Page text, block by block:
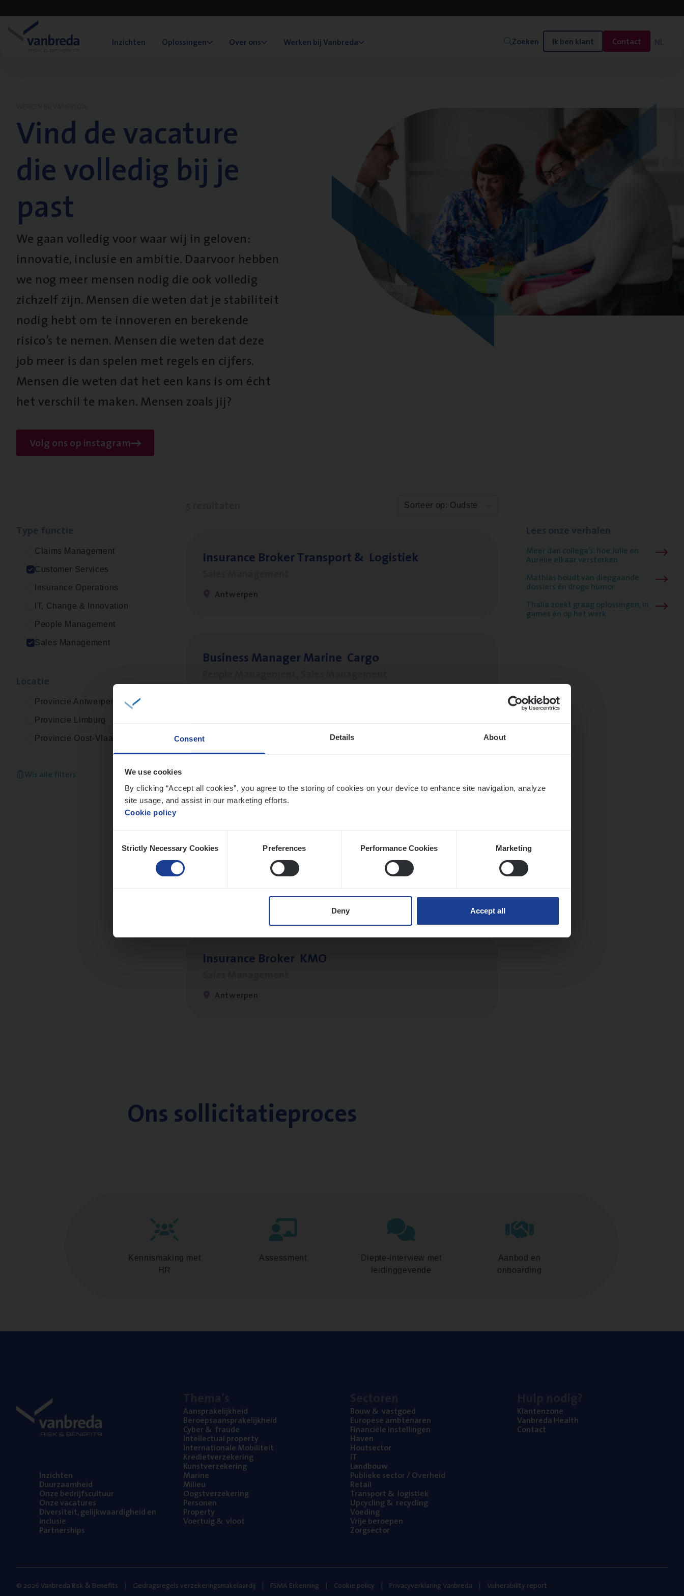
Consent Details About
We use cookies
By clicking “Accept all cookies”, you agree to the storing of cookies on your device to enhance site navigation, analyze
site usage, and assist in our marketing efforts.
Cookie policy
Selection
Strictly Necessary Cookies Preferences Performance Cookies Marketing
Deny Accept all
Inzichten Oplossingen Over ons Werken bij Vanbreda Zoeken Ik ben klant Contact NL
Vind de vacature
die volledig bij je
past
We gaan volledig voor waar wij in geloven:
innovatie, inclusie en ambitie. Daarvoor hebben
we nog meer mensen nodig die ook volledig
zichzelf zijn. Mensen die weten dat je stabiliteit
nodig hebt om te innoveren en berekende
risico’s te nemen. Mensen die weten dat deze
job meer is dan spelen met regels en cijfers.
Mensen die weten dat het een kans is om écht
het verschil te maken. Mensen zoals jij?
Volg ons op instagram
Claims Management
Customer Services
Insurance Operations
IT, Change & Innovation
People Management
Sales Management
Provincie Antwerpen
Provincie Limburg
Provincie Oost-Vlaanderen
Wis alle filters
Sorteer op: Oudste
Insu­ran­ce Bro­ker Trans­port& Logistiek
Antwerpen
Busi­ness Mana­ger Mari­ne Cargo
Cor­po­ra­te Insu­ran­ce Bro­ker Property
Antwerpen
Cus­to­mer Care Expert Hospitalisatieverzekeringen
Customer Services
Insu­ran­ce Bro­ker KMO
Antwerpen
Meer dan collega’s: hoe Julie en
Aurélie elkaar versterken
Mathias houdt van diepgaande
dossiers én droge humor
Thalia zoekt graag oplossingen, in
games én op het werk
Ons sollicitatieproces
Kennismaking met
HR
Assessment
Diepte-interview met
leidinggevende
Aanbod en
onboarding
Inzich­ten
Duur­zaam­heid
Onze bedrijfs­cul­tuur
Onze vaca­tu­res
Diver­si­teit, gelijk­waar­dig­heid en
inclusie
Part­ner­ships
Aan­spra­ke­lijk­heid
Beroeps­aan­spra­ke­lijk­heid
Cyber& fraude
Intel­lec­tu­al property
Inter­na­ti­o­na­le Mobiliteit
Kre­diet­ver­ze­ke­ring
Kunst­ver­ze­ke­ring
Mari­ne
Mili­eu
Oogst­ver­ze­ke­ring
Per­so­nen
Pro­per­ty
Voer­tuig& vloot
Bouw& vastgoed
Euro­pe­se ambtenaren
Finan­ci­ë­le instellingen
Haven
Hout­sec­tor
IT
Land­bouw
Publie­ke sec­tor / Overheid
Retail
Trans­port& logistiek
Upcy­cling& recycling
Voe­ding
Vrije beroe­pen
Zorg­sec­tor
Klan­ten­zo­ne
Van­b­re­da Health
Con­tact
© 2026 Vanbreda Risk & Benefits Gedragsregels verzekeringsmakelaardij FSMA Erkenning Cookie policy Privacyverklaring Vanbreda Vulnerability report